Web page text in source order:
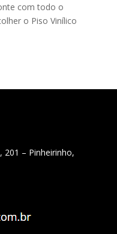
com todo o
o Piso Vinílico
201 – Pinheirinho,